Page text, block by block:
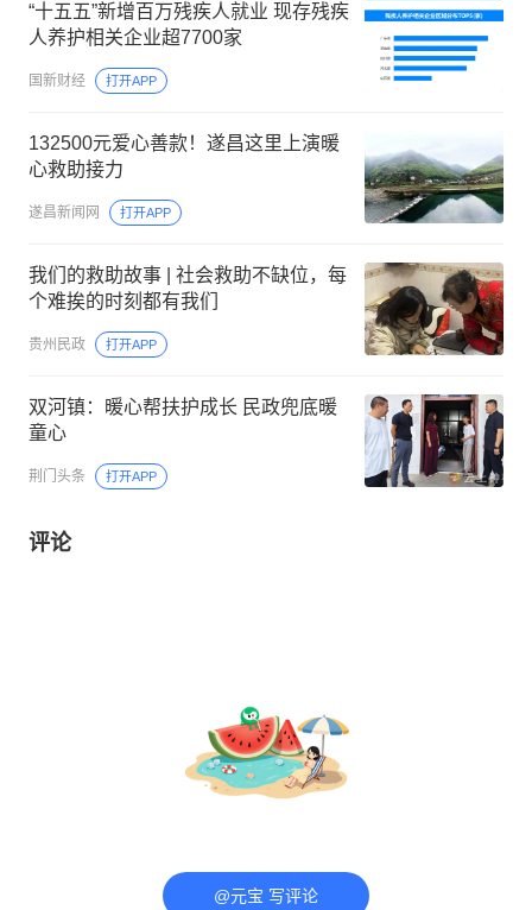
“十五五”新增百万残疾人就业 现存残疾
人养护相关企业超7700家
国新财经 打开APP
132500元爱心善款！遂昌这里上演暖
心救助接力
遂昌新闻网 打开APP
我们的救助故事 | 社会救助不缺位，每
个难挨的时刻都有我们
贵州民政 打开APP
双河镇：暖心帮扶护成长 民政兜底暖
童心
荆门头条 打开APP
评论
@元宝 写评论